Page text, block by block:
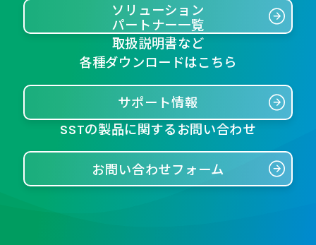
ソリューション
パートナー一覧
取扱説明書など
各種ダウンロードはこちら
サポート情報
SSTの製品に関するお問い合わせ
お問い合わせフォーム